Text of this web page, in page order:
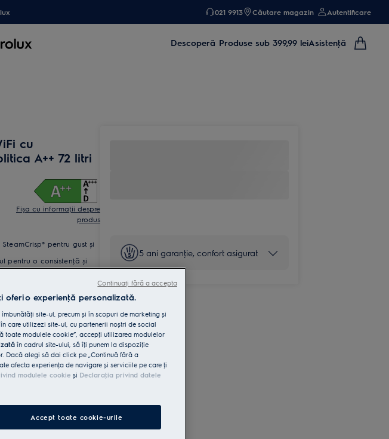
021 9913 Căutare magazin Autentificare
Descoperă Produse sub 399,99 leiAsistenţă
cu
A++ 72 litri
Fișa cu informaţii despre
produs
pentru gust și
pentru o consistenţă şi
și primești:
comenzi mai
35 lei
INCLUSĂ
5 ani garanţie, confort asigurat
oferi o experienţă personalizată.
site-ul, precum și în scopuri de marketing și
care utilizezi site-ul, cu partenerii noștri de social
toate modulele cookie”, accepţi utilizarea modulelor
în cadrul site-ului, să îţi punem la dispoziţie
Dacă alegi să dai click pe „Continuă fără a
afecta experienţa de navigare și serviciile pe care ţi
modulele cookie și Declaraţia privind datele
Accept toate cookie-urile
Continuați fără a accepta